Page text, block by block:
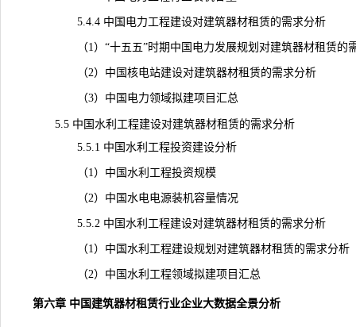
5.4.4 中国电力工程建设对建筑器材租赁的需求分析
（1）“十五五”时期中国电力发展规划对建筑器材租赁的
（2）中国核电站建设对建筑器材租赁的需求分析
（3）中国电力领域拟建项目汇总
5.5 中国水利工程建设对建筑器材租赁的需求分析
5.5.1 中国水利工程投资建设分析
（1）中国水利工程投资规模
（2）中国水电电源装机容量情况
5.5.2 中国水利工程建设对建筑器材租赁的需求分析
（1）中国水利工程建设规划对建筑器材租赁的需求分析
（2）中国水利工程领域拟建项目汇总
第六章 中国建筑器材租赁行业企业大数据全景分析